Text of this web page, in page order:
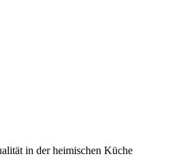
in der heimischen Küche